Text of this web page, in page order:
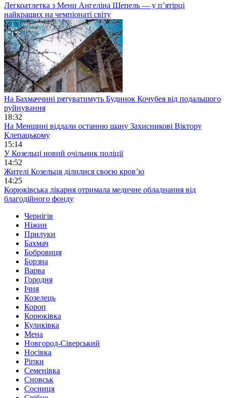
Легкоатлетка з Мени Ангеліна Шепель — у п’ятірці
найкращих на чемпіонаті світу
На Бахмаччині рятуватимуть Будинок Кочубея від подальшого
руйнування
18:32
На Менщині віддали останню шану Захисникові Віктору
Клепацькому
15:14
У Козельці новий очільник поліції
14:52
Жителі Козельця ділилися своєю кров’ю
14:25
Корюківська лікарня отримала медичне обладнання від
благодійного фонду
Чернігів
Ніжин
Прилуки
Бахмач
Бобровиця
Борзна
Варва
Городня
Ічня
Козелець
Короп
Корюківка
Куликівка
Мена
Новгород-Сіверський
Носівка
Ріпки
Семенівка
Сновськ
Сосниця